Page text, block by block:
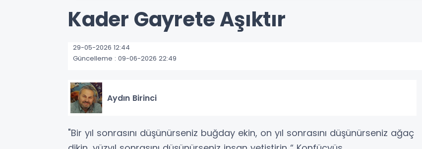
Kader Gayrete Aşıktır
29-05-2026 12:44
Güncelleme : 09-06-2026 22:49
Aydın Birinci
"Bir yıl sonrasını düşünürseniz buğday ekin, on yıl sonrasını düşünürseniz ağaç